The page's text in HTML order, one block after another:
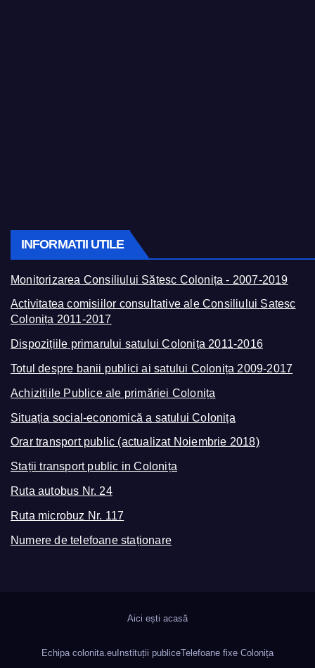
INFORMATII UTILE
Monitorizarea Consiliului Sătesc Colonița - 2007-2019
Activitatea comisiilor consultative ale Consiliului Satesc
Colonița 2011-2017
Dispozițiile primarului satului Colonița 2011-2016
Totul despre banii publici ai satului Colonița 2009-2017
Achizițiile Publice ale primăriei Colonița
Situația social-economică a satului Colonița
Orar transport public (actualizat Noiembrie 2018)
Stații transport public in Colonița
Ruta autobus Nr. 24
Ruta microbuz Nr. 117
Numere de telefoane staționare
Aici ești acasă
Echipa colonita.eu Instituții publiceTelefoane fixe Colonița